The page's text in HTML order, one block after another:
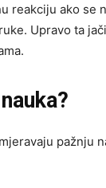
reakciju ako se
Upravo ta
pažnju